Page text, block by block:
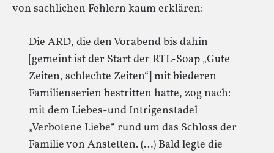
von sachlichen Fehlern kaum erklären:
Die ARD, die den Vorabend bis dahin
[gemeint ist der Start der RTL-Soap „Gute
Zeiten, schlechte Zeiten“] mit biederen
Familienserien bestritten hatte, zog nach:
mit dem Liebes-und Intrigenstadel
„Verbotene Liebe“ rund um das Schloss der
Familie von Anstetten. (…) Bald legte die